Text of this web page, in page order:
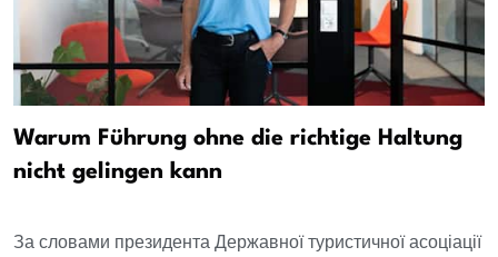
Warum Führung ohne die richtige Haltung
nicht gelingen kann
За словами президента Державної туристичної асоціації